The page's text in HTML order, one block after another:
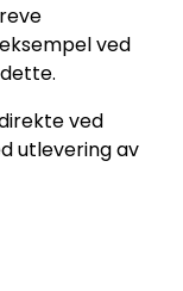
ved
ved
utlevering av